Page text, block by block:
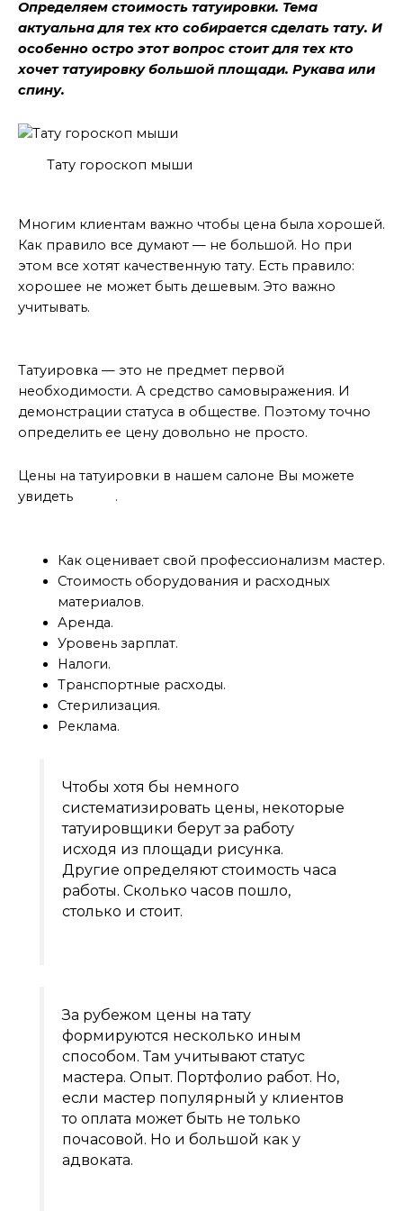
Определяем стоимость татуировки. Тема
актуальна для тех кто собирается сделать тату. И
особенно остро этот вопрос стоит для тех кто
хочет татуировку большой площади. Рукава или
спину.
Тату гороскоп мыши
Многим клиентам важно чтобы цена была хорошей.
Как правило все думают — не большой. Но при
этом все хотят качественную тату. Есть правило:
хорошее не может быть дешевым. Это важно
учитывать.
Татуировка — это не предмет первой
необходимости. А средство самовыражения. И
демонстрации статуса в обществе. Поэтому точно
определить ее цену довольно не просто.
Цены на татуировки в нашем салоне Вы можете
увидеть
.
Как оценивает свой профессионализм мастер.
Стоимость оборудования и расходных
материалов.
Аренда.
Уровень зарплат.
Налоги.
Транспортные расходы.
Стерилизация.
Реклама.
Чтобы хотя бы немного
систематизировать цены, некоторые
татуировщики берут за работу
исходя из площади рисунка.
Другие определяют стоимость часа
работы. Сколько часов пошло,
столько и стоит.
За рубежом цены на тату
формируются несколько иным
способом. Там учитывают статус
мастера. Опыт. Портфолио работ. Но,
если мастер популярный у клиентов
то оплата может быть не только
почасовой. Но и большой как у
адвоката.